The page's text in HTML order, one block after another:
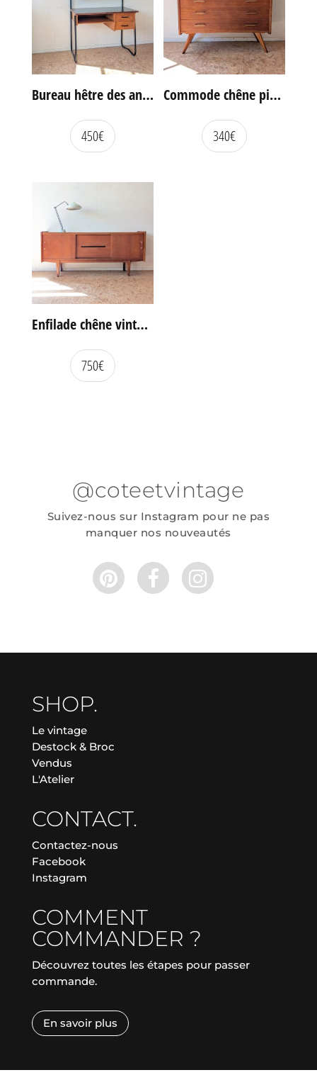
Bureau hêtre des années 60
450€
Commode chêne pieds compas vintage
340€
Enfilade chêne vintage portes coulissantes
750€
@coteetvintage
Suivez-nous sur Instagram pour ne pas
manquer nos nouveautés
SHOP.
Le vintage
Destock & Broc
Vendus
L'Atelier
CONTACT.
Contactez-nous
Facebook
Instagram
COMMENT
COMMANDER ?
Découvrez toutes les étapes pour passer
commande.
En savoir plus